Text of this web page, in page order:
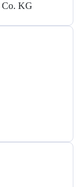
KG